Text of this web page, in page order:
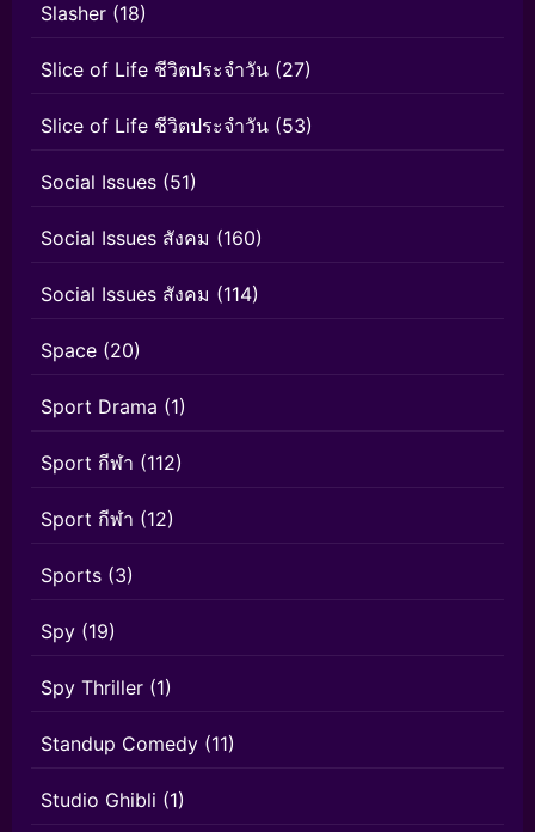
Slasher (18)
Slice of Life ชีวิตประจำวัน (27)
Slice of Life ชีวิตประจำวัน (53)
Social Issues (51)
Social Issues สังคม (160)
Social Issues สังคม (114)
Space (20)
Sport Drama (1)
Sport กีฬา (112)
Sport กีฬา (12)
Sports (3)
Spy (19)
Spy Thriller (1)
Standup Comedy (11)
Studio Ghibli (1)